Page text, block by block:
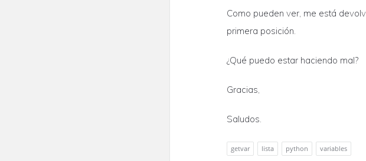
Como pueden ver, me está
primera posición.
¿Qué puedo estar haciendo mal?
Gracias,
Saludos.
getvar lista python variables